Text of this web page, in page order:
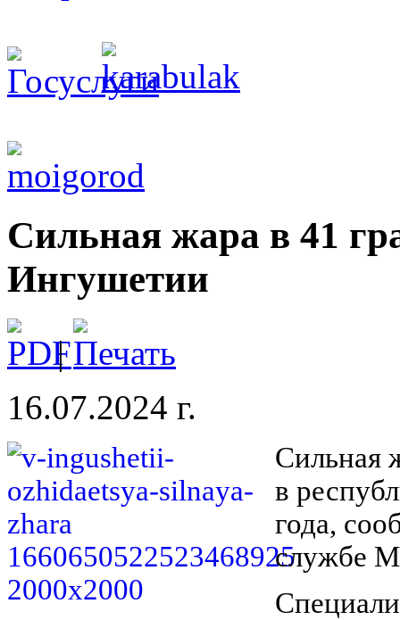
Сильная жара в 41
Ингушетии
|
16.07.2024 г.
Сильная
в
года,
службе